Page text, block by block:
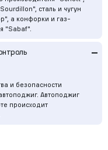
сталь и чугун
а конфорки и газ-
"Sabaf".
–
и безопасности
Автоподжиг
происходит